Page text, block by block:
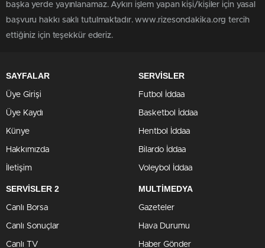
başka yerde yayınlanamaz. Aykırı işlem yapan kişi/kişiler için yasal
başvuru hakkı saklı tutulmaktadır. www.rizesondakika.org tercih
ettiğiniz için teşekkür ederiz.
SAYFALAR
Üye Girişi
Üye Kaydı
Künye
Hakkımızda
İletişim
SERVİSLER
Futbol İddaa
Basketbol İddaa
Hentbol İddaa
Bilardo İddaa
Voleybol İddaa
SERVİSLER 2
Canlı Borsa
Canlı Sonuçlar
Canlı TV
MULTİMEDYA
Gazeteler
Hava Durumu
Haber Gönder